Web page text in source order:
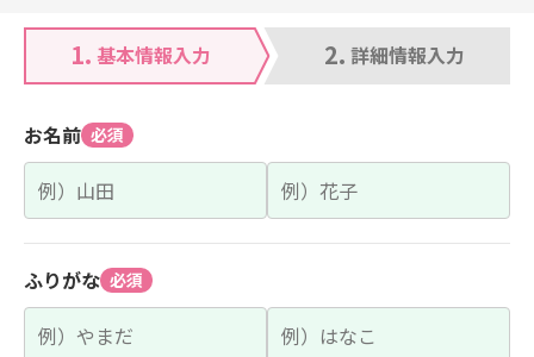
1. 基本情報入力 2. 詳細情報入力
お名前 必須
ふりがな 必須